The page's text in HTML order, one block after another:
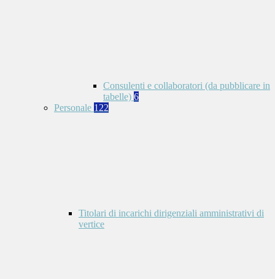
Consulenti e collaboratori (da pubblicare in
tabelle) 6
Personale 122
Titolari di incarichi dirigenziali amministrativi di
vertice